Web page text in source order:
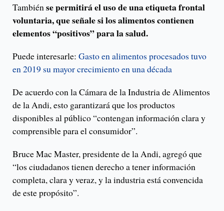
Tambiénse permitirá el uso de una etiqueta frontal
voluntaria, que señale si los alimentos contienen
elementos “positivos” para la salud.
Puede interesarle: Gasto en alimentos procesados tuvo
en 2019 su mayor crecimiento en una década
De acuerdo con la Cámara de la Industria de Alimentos
de la Andi, esto garantizará que los productos
disponibles al público “contengan información clara y
comprensible para el consumidor”.
Bruce Mac Master, presidente de la Andi, agregó que
“los ciudadanos tienen derecho a tener información
completa, clara y veraz, y la industria está convencida
de este propósito”.